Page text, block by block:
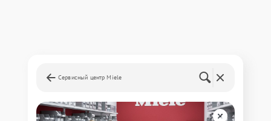
Сервисный центр Miele